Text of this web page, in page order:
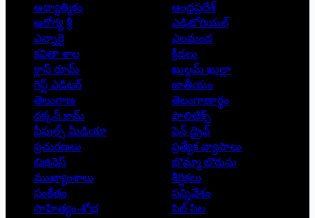
ఆధ్యాత్మికం
ఆంధ్రప్రదేశ్
ఆరోగ్య శ్రీ
ఎడిటోరియల్
ఎన్నారై
ఎలమంద
కవితా శాల
క్రీడలు
క్లాస్ రూమ్
ఖుల్లమ్ ఖుల్లా
గెస్ట్ ఎడిటర్
జాతీయం
తెలంగాణ
తెలంగాణార్థం
దక్కన్.కామ్
పాలిటిక్స్
పీపుల్స్ ‌మీడియా
పెన్ డ్రైవ్
ప్రచురణలు
ప్రత్యేక వ్యాసాలు
బిజినెస్
బొమ్మా బొరుసు
ముఖ్యాంశాలు
శీర్షికలు
సంకేతం
సన్నివేశం
సాహిత్యం-శోభ
సిల్ సిల